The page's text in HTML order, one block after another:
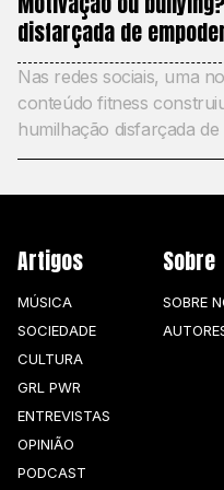
disfarçada de
Nas redes sociais, uma
conteúdo fitness
humilhação disfarçada
Artigos
MÚSICA
SOCIEDADE
CULTURA
GRL PWR
ENTREVISTAS
OPINIÃO
PODCAST
Sobre
SOBRE